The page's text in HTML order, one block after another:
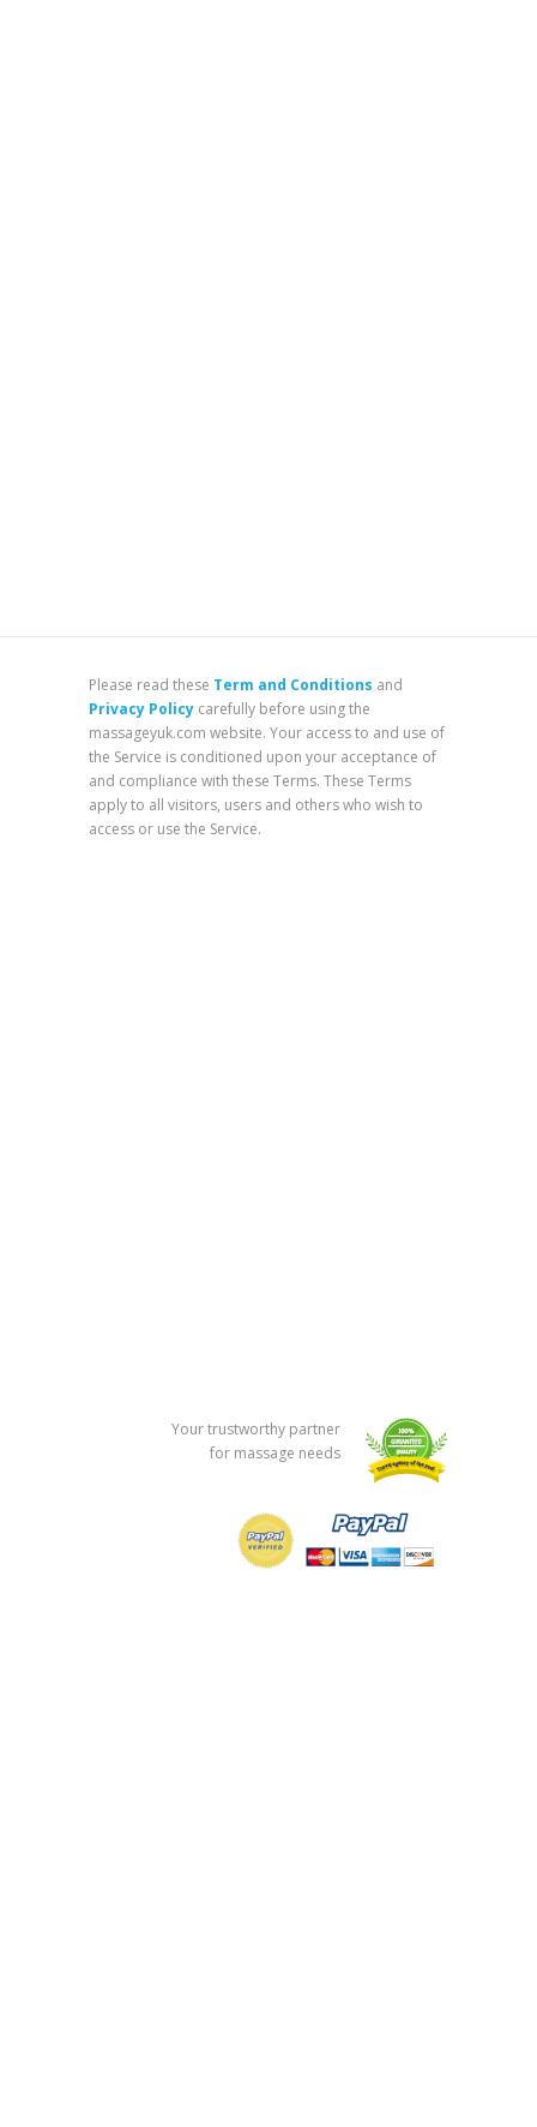
Please read these Term and Conditions and
Privacy Policy carefully before using the
massageyuk.com website. Your access to and use of
the Service is conditioned upon your acceptance of
and compliance with these Terms. These Terms
apply to all visitors, users and others who wish to
access or use the Service.
Your trustworthy partner
for massage needs